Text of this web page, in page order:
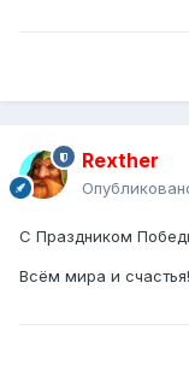
Rexther
С Праздником
Всём мира и счастья!